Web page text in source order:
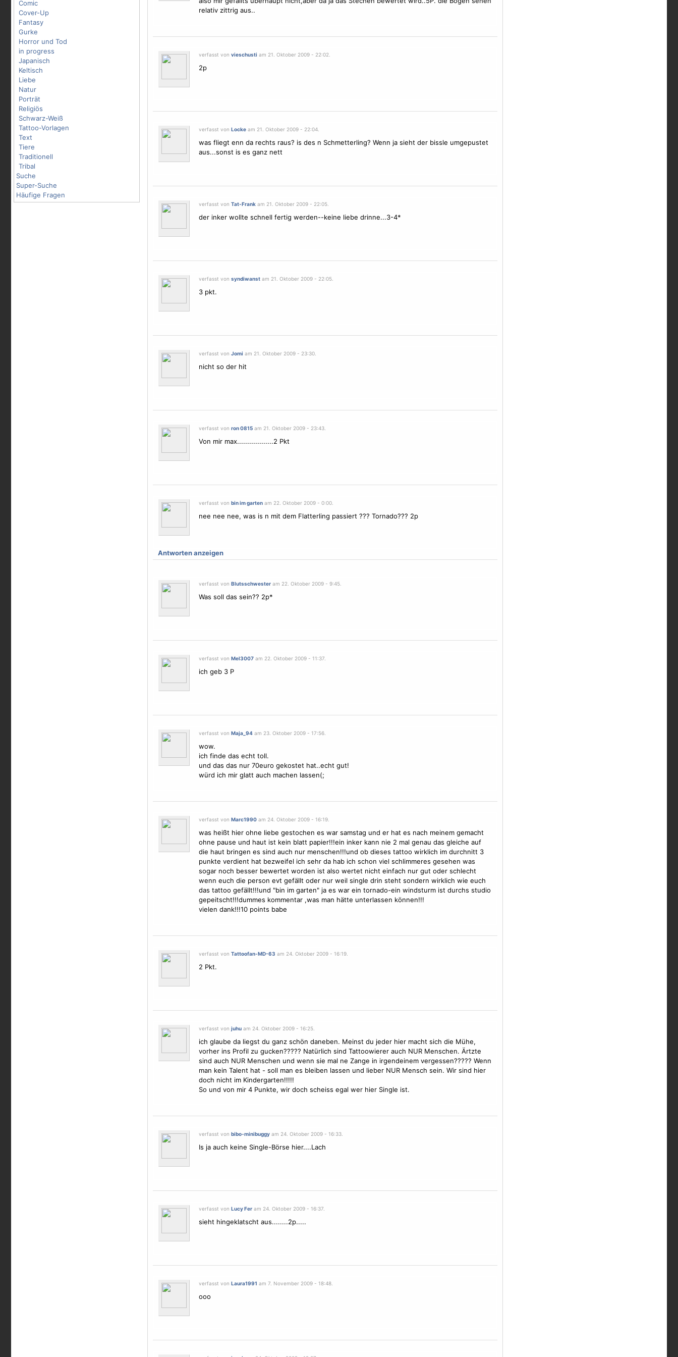
Comic
Cover-Up
Fantasy
Gurke
Horror und Tod
in progress
Japanisch
Keltisch
Liebe
Natur
Porträt
Religiös
Schwarz-Weiß
Tattoo-Vorlagen
Text
Tiere
Traditionell
Tribal
Suche
Super-Suche
Häufige Fragen
relativ zittrig aus..
verfasst von vieschusti am 21. Oktober 2009 - 22:02.
2p
verfasst von Lockeam 21. Oktober 2009 - 22:04.
was fliegt enn da rechts raus? is des n Schmetterling? Wenn ja sieht der bissle umgepustet
aus...sonst is es ganz nett
verfasst von Tat-Frankam 21. Oktober 2009 - 22:05.
der inker wollte schnell fertig werden--keine liebe drinne...3-4*
verfasst von syndiwanstam 21. Oktober 2009 - 22:05.
3 pkt.
verfasst von Jomi am 21. Oktober 2009 - 23:30.
nicht so der hit
verfasst von ron 0815am 21. Oktober 2009 - 23:43.
Von mir max..................2 Pkt
verfasst von bin im gartenam 22. Oktober 2009 - 0:00.
nee nee nee, was is n mit dem Flatterling passiert ??? Tornado??? 2p
Antworten anzeigen
verfasst von Blutsschwesteram 22. Oktober 2009 - 9:45.
Was soll das sein?? 2p*
verfasst von Mel3007am 22. Oktober 2009 - 11:37.
ich geb 3 P
verfasst von Maja_94am 23. Oktober 2009 - 17:56.
wow.
ich finde das echt toll.
und das das nur 70euro gekostet hat..echt gut!
würd ich mir glatt auch machen lassen(;
verfasst von Marc1990am 24. Oktober 2009 - 16:19.
was heißt hier ohne liebe gestochen es war samstag und er hat es nach meinem gemacht
ohne pause und haut ist kein blatt papier!!!ein inker kann nie 2 mal genau das gleiche auf
die haut bringen es sind auch nur menschen!!!und ob dieses tattoo wirklich im durchnitt 3
punkte verdient hat bezweifel ich sehr da hab ich schon viel schlimmeres gesehen was
sogar noch besser bewertet worden ist also wertet nicht einfach nur gut oder schlecht
wenn euch die person evt gefällt oder nur weil single drin steht sondern wirklich wie euch
das tattoo gefällt!!!und "bin im garten" ja es war ein tornado-ein windsturm ist durchs studio
gepeitscht!!!dummes kommentar ,was man hätte unterlassen können!!!
vielen dank!!!10 points babe
verfasst von Tattoofan-MD-63 am 24. Oktober 2009 - 16:19.
2 Pkt.
verfasst von juhuam 24. Oktober 2009 - 16:25.
ich glaube da liegst du ganz schön daneben. Meinst du jeder hier macht sich die Mühe,
vorher ins Profil zu gucken????? Natürlich sind Tattoowierer auch NUR Menschen. Ärtzte
sind auch NUR Menschen und wenn sie mal ne Zange in irgendeinem vergessen????? Wenn
man kein Talent hat - soll man es bleiben lassen und lieber NUR Mensch sein. Wir sind hier
doch nicht im Kindergarten!!!!!
So und von mir 4 Punkte, wir doch scheiss egal wer hier Single ist.
verfasst von bibo-minibuggyam 24. Oktober 2009 - 16:33.
Is ja auch keine Single-Börse hier....Lach
verfasst von Lucy Feram 24. Oktober 2009 - 16:37.
sieht hingeklatscht aus........2p.....
verfasst von Laura1991 am 7. November 2009 - 18:48.
ooo